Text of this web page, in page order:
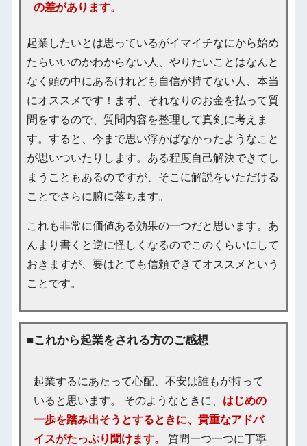
の差があります。
起業したいとは思っているがイマイチなにから始め
たらいいのかわからない人、やりたいことはなんと
なく頭の中にあるけれども自信が持てない人、本当
にオススメです！まず、それなりのお金を払って質
問をするので、質問内容を整理して真剣に考えま
す。すると、今まで思い浮かばなかったようなこと
が思いついたりします。ある程度自己解決できてし
まうこともあるのですが、そこに解説をいただける
ことでさらに腑に落ちます。
これも非常に価値ある効果の一つだと思います。あ
んまり書くと逆に怪しくなるのでこのくらいにして
おきますが、要はとても信頼できてオススメという
ことです。
■これから起業をされる方のご感想
起業するにあたって心配、不安は誰もが持って
いると思います。 そのようなときに、 はじめの
一歩を踏み出そうとするときに、貴重なアドバ
イスがたっぷり聞けます。
質問一つ一つに丁寧